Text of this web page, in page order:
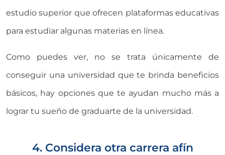
estudio superior que ofrecen plataformas educativas
para estudiar algunas materias en línea.
Como puedes ver, no se trata únicamente de
conseguir una universidad que te brinda beneficios
básicos, hay opciones que te ayudan mucho más a
lograr tu sueño de graduarte de la universidad.
4. Considera otra carrera afín